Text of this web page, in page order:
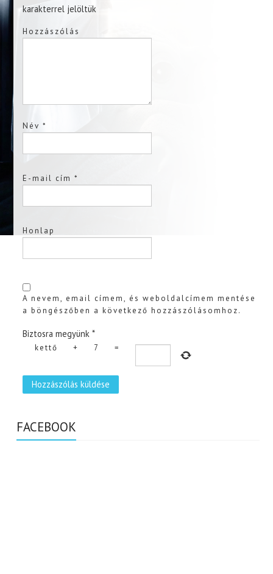
karakterrel jelöltük
Hozzászólás
Név*
E-mail cím*
Honlap
A nevem, email címem, és weboldalcímem mentése
a böngészőben a következő hozzászólásomhoz.
Biztosra megyünk *
kettő + 7 =
FACEBOOK